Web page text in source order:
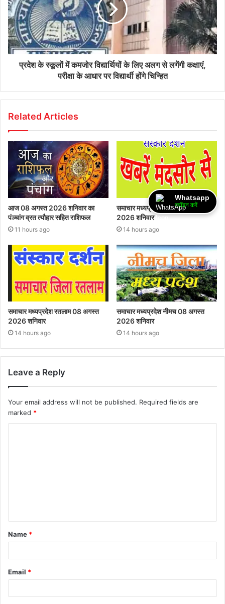
प्रदेश के स्कूलों में कमजोर विद्यार्थियों के लिए अलग से लगेंगी कक्षाएं,
परीक्षा के आधार पर विद्यार्थी होंगे चिन्हित
Related Articles
आज 08 अगस्त 2026‌ शनिवार का
पंञ्चांग व्रत त्यौहार सहित राशिफल
11 hours ago
समाचार मध्यप्रदेश मंदसौर 08 अगस्त
2026 शनिवार
14 hours ago
समाचार मध्यप्रदेश रतलाम 08 अगस्त
2026 शनिवार
14 hours ago
समाचार मध्यप्रदेश नीमच 08 अगस्त
2026 शनिवार
14 hours ago
Leave a Reply
Your email address will not be published. Required fields are
marked *
Name *
Email *
Whatsapp
ज्वॉइन करें